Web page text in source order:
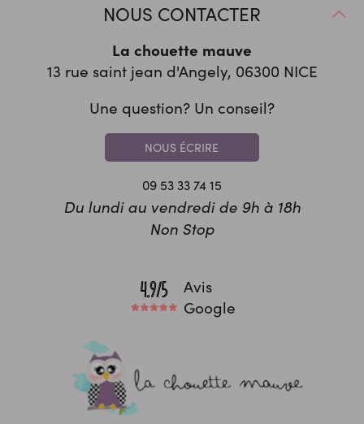
NOUS CONTACTER
La chouette mauve
13 rue saint jean d'Angely, 06300 NICE
Une question? Un conseil?
NOUS ÉCRIRE
09 53 33 74 15
Du lundi au vendredi de 9h à 18h
Non Stop
Avis
Google